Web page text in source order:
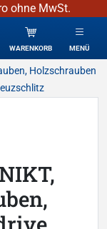
ohne MwSt.
WARENKORB MENÜ
Holzschrauben